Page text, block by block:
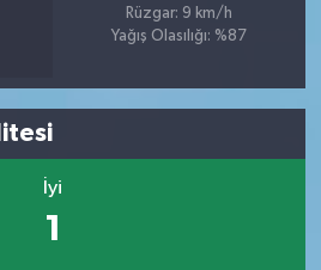
Rüzgar: 9 km/h
Yağış Olasılığı: %87
İyi
1